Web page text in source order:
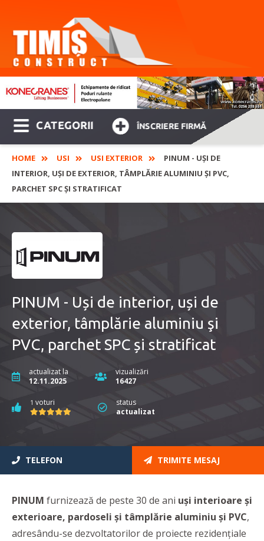
CATEGORII ÎNSCRIERE FIRMĂ
HOME USI USI EXTERIOR
PINUM - UȘI DE
INTERIOR, UȘI DE EXTERIOR, TÂMPLĂRIE ALUMINIU ŞI PVC,
PARCHET SPC ȘI STRATIFICAT
PINUM - Uși de interior, uși de
exterior, tâmplărie aluminiu şi
PVC, parchet SPC și stratificat
actualizat la
12.11.2025
vizualizări
16427
1 voturi
status
actualizat
TELEFON TRIMITE MESAJ
PINUM furnizează de peste 30 de ani uși interioare şi
exterioare, pardoseli şi tâmplărie aluminiu şi PVC,
adresându-se dezvoltatorilor de proiecte rezidențiale